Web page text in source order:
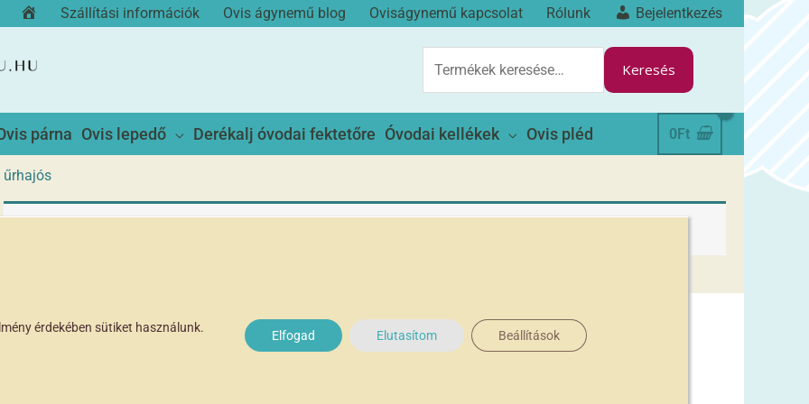
Kezdőoldal
Szállítási információk Ovis ágynemű blog Oviságynemű kapcsolat Rólunk
Bejelentkezés
Keresés
párna Ovis lepedő Derékalj óvodai fektetőre Óvodai kellékek Ovis pléd 0Ft
űrhajós
érdekében sütiket használunk.
Elfogad Elutasítom Beállítások